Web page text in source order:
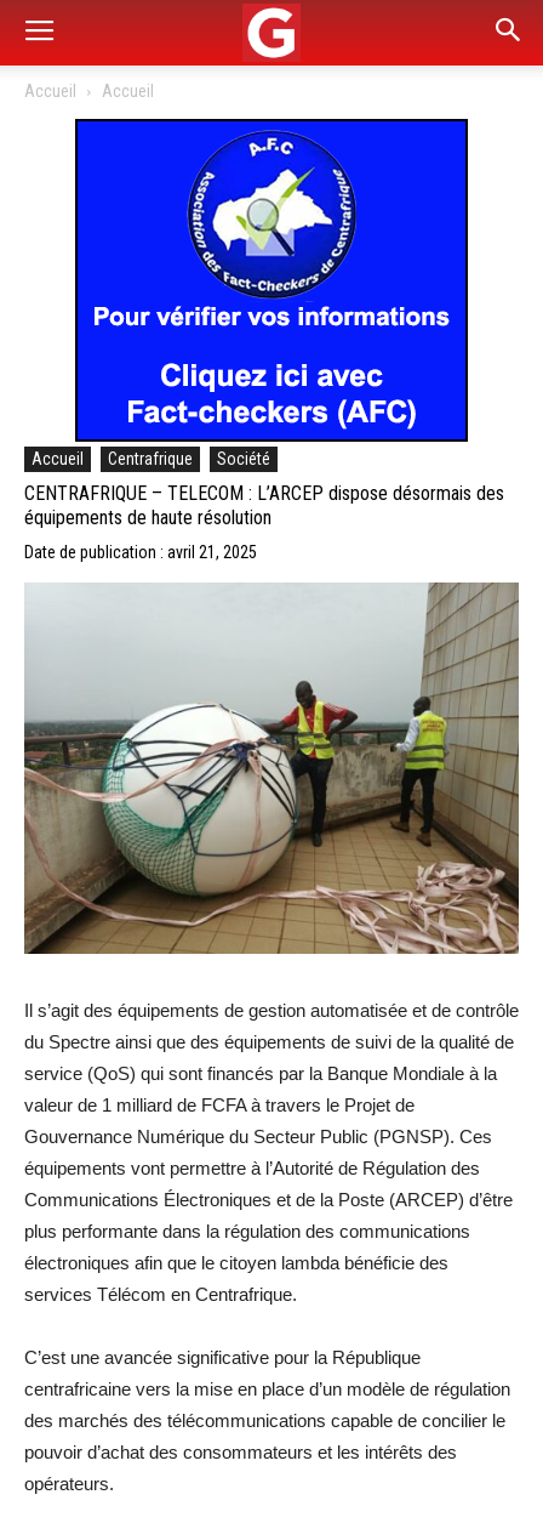
Accueil Accueil
Accueil Centrafrique Société
CENTRAFRIQUE – TELECOM : L’ARCEP dispose désormais des
équipements de haute résolution
Date de publication : avril 21, 2025
Il s’agit des équipements de gestion automatisée et de contrôle
du Spectre ainsi que des équipements de suivi de la qualité de
service (QoS) qui sont financés par la Banque Mondiale à la
valeur de 1 milliard de FCFA à travers le Projet de
Gouvernance Numérique du Secteur Public (PGNSP). Ces
équipements vont permettre à l’Autorité de Régulation des
Communications Électroniques et de la Poste (ARCEP) d’être
plus performante dans la régulation des communications
électroniques afin que le citoyen lambda bénéficie des
services Télécom en Centrafrique.
C’est une avancée significative pour la République
centrafricaine vers la mise en place d’un modèle de régulation
des marchés des télécommunications capable de concilier le
pouvoir d’achat des consommateurs et les intérêts des
opérateurs.